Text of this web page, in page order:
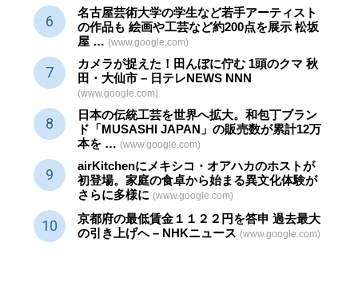
名古屋芸術大学の学生など若手アーティスト
の作品も 絵画や工芸など約200点を展示 松坂
屋 … (www.google.com)
カメラが捉えた！田んぼに佇む 1頭のクマ 秋
田・大仙市 – 日テレNEWS NNN
(www.google.com)
日本の伝統工芸を世界へ拡大。和包丁ブラン
ド「MUSASHI JAPAN」の販売数が累計12万
本を … (www.google.com)
airKitchenにメキシコ・オアハカのホストが
初登場。家庭の食卓から始まる異文化体験が
さらに多様に (www.google.com)
京都府の最低賃金１１２２円を答申 過去最大
の引き上げへ – NHKニュース (www.google.com)